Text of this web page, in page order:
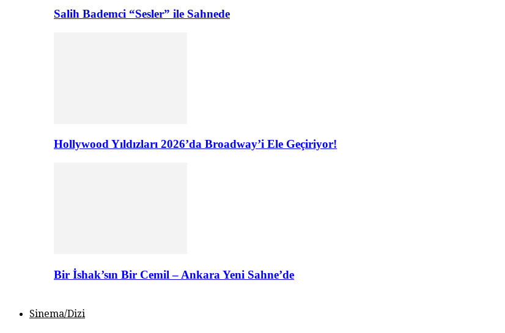
Salih Bademci “Sesler” ile Sahnede
Hollywood Yıldızları 2026’da Broadway’i Ele Geçiriyor!
Bir İshak’sın Bir Cemil – Ankara Yeni Sahne’de
Sinema/Dizi